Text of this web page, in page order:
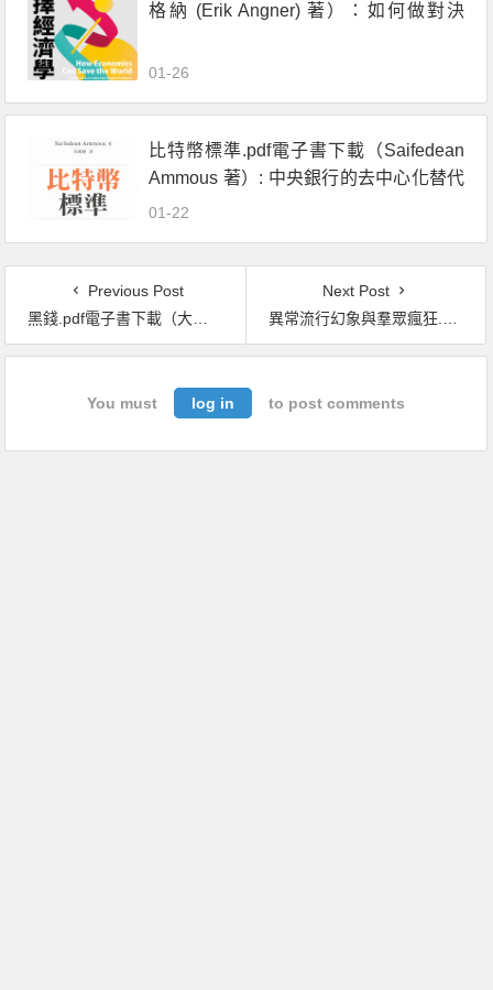
格納 (Erik Angner) 著）：如何做對決
01-26
比特幣標準.pdf電子書下載（Saifedean
Ammous 著）: 中央銀行的去中心化替代
方案
01-22
Previous Post
黑錢.pdf電子書下載（大衛 · 蒙特羅 (David Montero) 著）：跨國企業主宰與顛覆全球經濟的手段
Next Post
異常流行幻象與羣眾瘋狂.pdf電子書下載（查爾斯 · 麥凱 (Charles Mackay) 著）
You must log in to post comments